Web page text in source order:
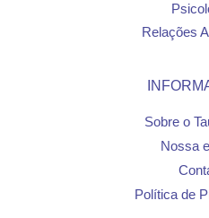
Relações
Sobre o
Nossa
Política de